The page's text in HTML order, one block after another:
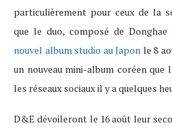
particulièrement pour ceux de la
que le duo, composé de
nouvel album studio au Japon le 8
un nouveau mini-album coréen
les réseaux sociaux il y a quelques
D&E dévoileront le 16 août leur